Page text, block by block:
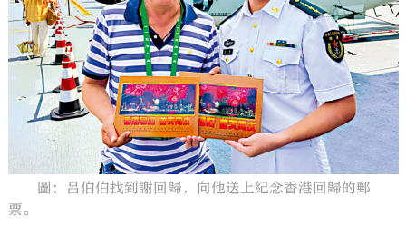
大公文匯
圖：呂伯伯找到謝回歸，向他送上紀念香港回歸的郵
票。